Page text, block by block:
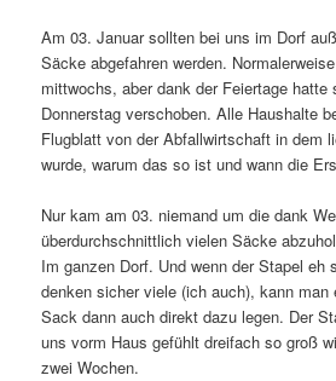
Am 03. Januar sollten bei uns im Dorf
Säcke abgefahren werden.
mittwochs, aber dank der Feiertage hatte
Donnerstag verschoben. Alle Haushalte
Flugblatt von der Abfallwirtschaft in dem
wurde, warum das so ist und wann die
Nur kam am 03. niemand um die dank
überdurchschnittlich vielen Säcke
Im ganzen Dorf. Und wenn der Stapel eh
denken sicher viele (ich auch), kann man
Sack dann auch direkt dazu legen. Der
uns vorm Haus gefühlt dreifach so groß
zwei Wochen.